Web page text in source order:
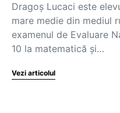
Dragoș Lucaci este
mare medie din mediul
examenul de Evaluare
10 la matematică și…
Vezi articolul